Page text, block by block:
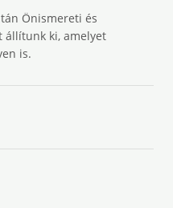
Önismereti és
állítunk ki, amelyet
is.